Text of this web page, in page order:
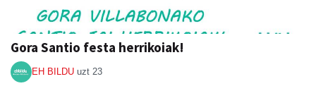
Gora Santio festa herrikoiak!
EH BILDU uzt 23